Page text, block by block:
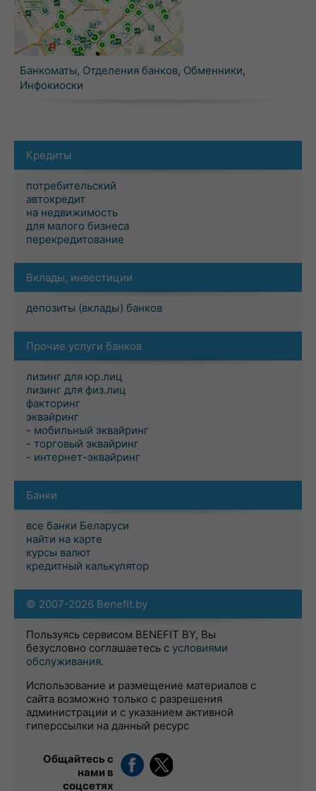
Банкоматы, Отделения банков, Обменники,
Инфокиоски
Кредиты
потребительский
автокредит
на недвижимость
для малого бизнеса
перекредитование
Вклады, инвестиции
депозиты (вклады) банков
Прочие услуги банков
лизинг для юр.лиц
лизинг для физ.лиц
факторинг
эквайринг
- мобильный эквайринг
- торговый эквайринг
- интернет-эквайринг
Банки
все банки Беларуси
найти на карте
курсы валют
кредитный калькулятор
© 2007-2026 Benefit.by
Пользуясь сервисом BENEFIT BY, Вы
безусловно соглашаетесь с условиями
обслуживания.
Использование и размещение материалов с
сайта возможно только с разрешения
администрации и с указанием активной
гиперссылки на данный ресурс
Общайтесь с
нами в
соцсетях